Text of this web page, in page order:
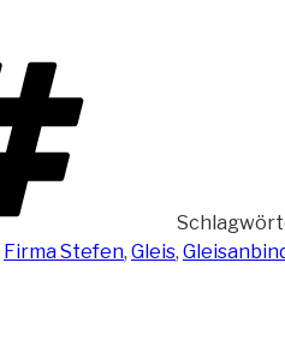
Firma Stefen, Gleis,